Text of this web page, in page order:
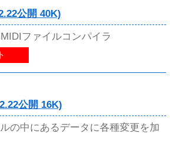
公開 40K)
ファイルコンパイラ
公開 16K)
の中にあるデータに各種変更を加